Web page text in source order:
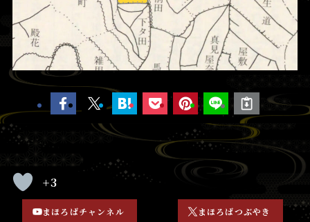
+3
まほろばチャンネル まほろばつぶやき